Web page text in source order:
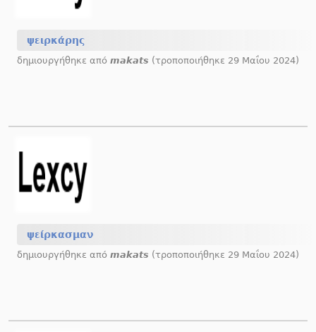
ψειρκάρης
δημιουργήθηκε απόmakats (τροποποιήθηκε 29 Μαΐου 2024)
ψείρκασμαν
δημιουργήθηκε απόmakats (τροποποιήθηκε 29 Μαΐου 2024)